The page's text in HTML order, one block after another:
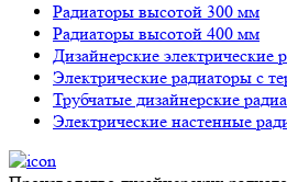
Радиаторы высотой 300 мм
Радиаторы высотой 400 мм
Дизайнерские электрические
Электрические радиаторы с
Трубчатые дизайнерские
Электрические настенные